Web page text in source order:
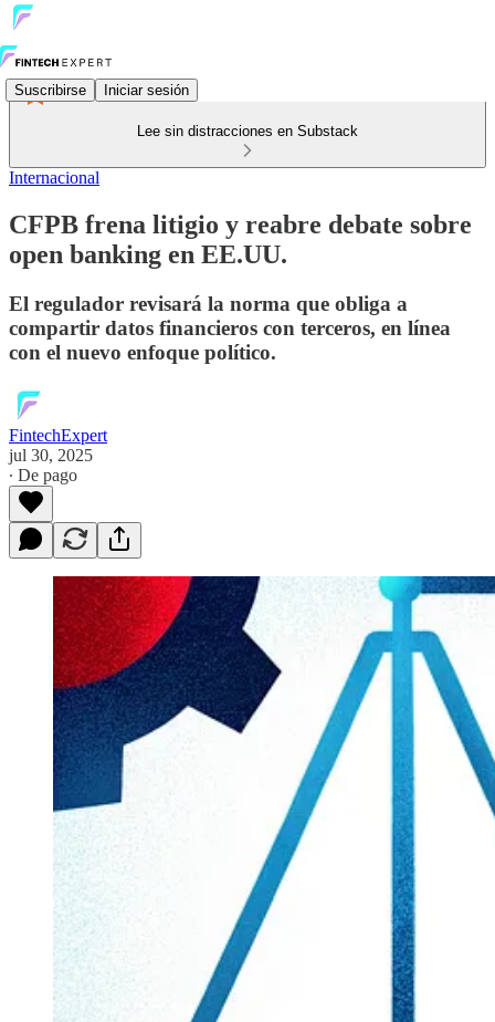
Suscribirse Iniciar sesión
Lee sin distracciones en Substack
Internacional
CFPB frena litigio y reabre debate sobre
open banking en EE.UU.
El regulador revisará la norma que obliga a
compartir datos financieros con terceros, en línea
con el nuevo enfoque político.
FintechExpert
jul 30, 2025
∙ De pago